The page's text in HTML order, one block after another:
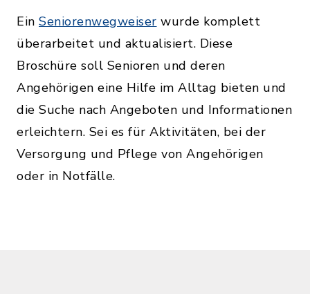
Ein Seniorenwegweiser wurde komplett
überarbeitet und aktualisiert. Diese
Broschüre soll Senioren und deren
Angehörigen eine Hilfe im Alltag bieten und
die Suche nach Angeboten und Informationen
erleichtern. Sei es für Aktivitäten, bei der
Versorgung und Pflege von Angehörigen
oder in Notfälle.